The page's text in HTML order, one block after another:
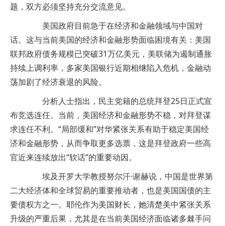
题，双方必须坚持充分交流意见。
美国政府目前急于在经济和金融领域与中国对
话。这与当前美国的经济和金融形势面临困境有关：美国
联邦政府债务规模已突破31万亿美元，美联储为遏制通胀
持续上调利率，多家美国银行近期相继陷入危机，金融动
荡加剧了经济衰退的风险。
分析人士指出，民主党籍的总统拜登25日正式宣
布竞选连任。当前，美国经济和金融形势不稳，对拜登谋
求连任不利。“局部缓和”对华紧张关系有助于稳定美国经
济和金融形势，从而争取更多选票，这是拜登政府一些高
官近来连续放出“软话”的重要动因。
埃及开罗大学教授努尔汗·谢赫说，中国是世界第
二大经济体和全球贸易的重要推动者，也是美国国债的主
要债权方之一。耶伦作为美国财长，她清楚美中紧张关系
升级的严重后果，尤其是在当前美国经济面临诸多棘手问